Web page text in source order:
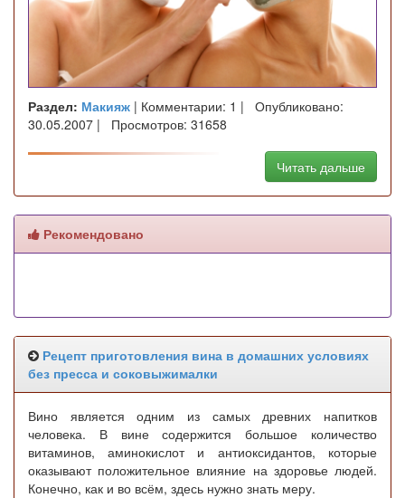
Раздел: Макияж | Комментарии: 1 | Опубликовано:
30.05.2007 | Просмотров: 31658
Читать дальше
Рекомендовано
Рецепт приготовления вина в домашних условиях
без пресса и соковыжималки
Вино является одним из самых древних напитков
человека. В вине содержится большое количество
витаминов, аминокислот и антиоксидантов, которые
оказывают положительное влияние на здоровье людей.
Конечно, как и во всём, здесь нужно знать меру.